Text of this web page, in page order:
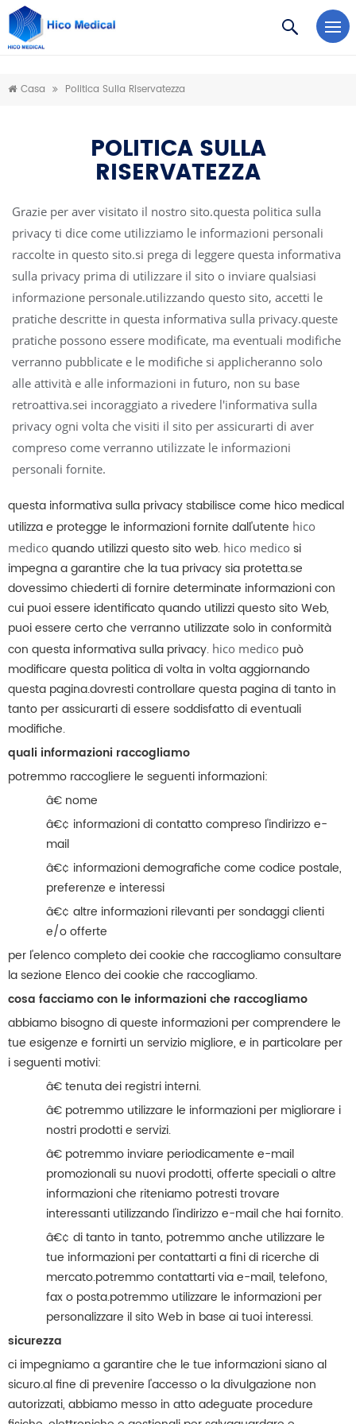
https://www.microsoft.com/en-us/microsoft-teams/log-in
Casa Politica Sulla Riservatezza
POLITICA SULLA
RISERVATEZZA
Grazie per aver visitato il nostro sito.questa politica sulla
privacy ti dice come utilizziamo le informazioni personali
raccolte in questo sito.si prega di leggere questa informativa
sulla privacy prima di utilizzare il sito o inviare qualsiasi
informazione personale.utilizzando questo sito, accetti le
pratiche descritte in questa informativa sulla privacy.queste
pratiche possono essere modificate, ma eventuali modifiche
verranno pubblicate e le modifiche si applicheranno solo
alle attività e alle informazioni in futuro, non su base
retroattiva.sei incoraggiato a rivedere l'informativa sulla
privacy ogni volta che visiti il ​​sito per assicurarti di aver
compreso come verranno utilizzate le informazioni
personali fornite.
questa informativa sulla privacy stabilisce come hico medical
utilizza e protegge le informazioni fornite dall'utente hico
medico quando utilizzi questo sito web. hico medico si
impegna a garantire che la tua privacy sia protetta.se
dovessimo chiederti di fornire determinate informazioni con
cui puoi essere identificato quando utilizzi questo sito Web,
puoi essere certo che verranno utilizzate solo in conformità
con questa informativa sulla privacy. hico medico può
modificare questa politica di volta in volta aggiornando
questa pagina.dovresti controllare questa pagina di tanto in
tanto per assicurarti di essere soddisfatto di eventuali
modifiche.
quali informazioni raccogliamo
potremmo raccogliere le seguenti informazioni:
â€ nome
â€¢ informazioni di contatto compreso l'indirizzo e-
mail
â€¢ informazioni demografiche come codice postale,
preferenze e interessi
â€¢ altre informazioni rilevanti per sondaggi clienti
e/o offerte
per l'elenco completo dei cookie che raccogliamo consultare
la sezione Elenco dei cookie che raccogliamo.
cosa facciamo con le informazioni che raccogliamo
abbiamo bisogno di queste informazioni per comprendere le
tue esigenze e fornirti un servizio migliore, e in particolare per
i seguenti motivi:
â€ tenuta dei registri interni.
â€ potremmo utilizzare le informazioni per migliorare i
nostri prodotti e servizi.
â€ potremmo inviare periodicamente e-mail
promozionali su nuovi prodotti, offerte speciali o altre
informazioni che riteniamo potresti trovare
interessanti utilizzando l'indirizzo e-mail che hai fornito.
â€¢ di tanto in tanto, potremmo anche utilizzare le
tue informazioni per contattarti a fini di ricerche di
mercato.potremmo contattarti via e-mail, telefono,
fax o posta.potremmo utilizzare le informazioni per
personalizzare il sito Web in base ai tuoi interessi.
sicurezza
ci impegniamo a garantire che le tue informazioni siano al
sicuro.al fine di prevenire l'accesso o la divulgazione non
autorizzati, abbiamo messo in atto adeguate procedure